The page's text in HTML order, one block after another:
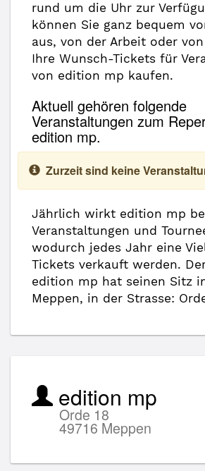
rund um die Uhr zur
können Sie ganz bequem
aus, von der Arbeit oder
Ihre Wunsch-Tickets für
von edition mp kaufen.
Aktuell gehören folgende
Veranstaltungen zum
edition mp.
Zurzeit sind keine
Jährlich wirkt edition mp
Veranstaltungen und
wodurch jedes Jahr eine
Tickets verkauft werden.
edition mp hat seinen Sitz
Meppen, in der Strasse:
edition mp
Orde 18
49716 Meppen